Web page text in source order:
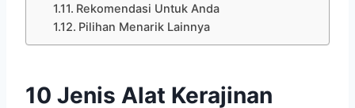
Rekomendasi Untuk Anda
Pilihan Menarik Lainnya
10 Jenis Alat Kerajinan